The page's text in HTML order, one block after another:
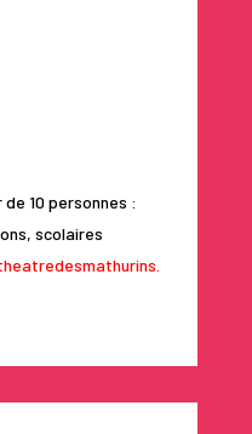
10 personnes :
scolaires